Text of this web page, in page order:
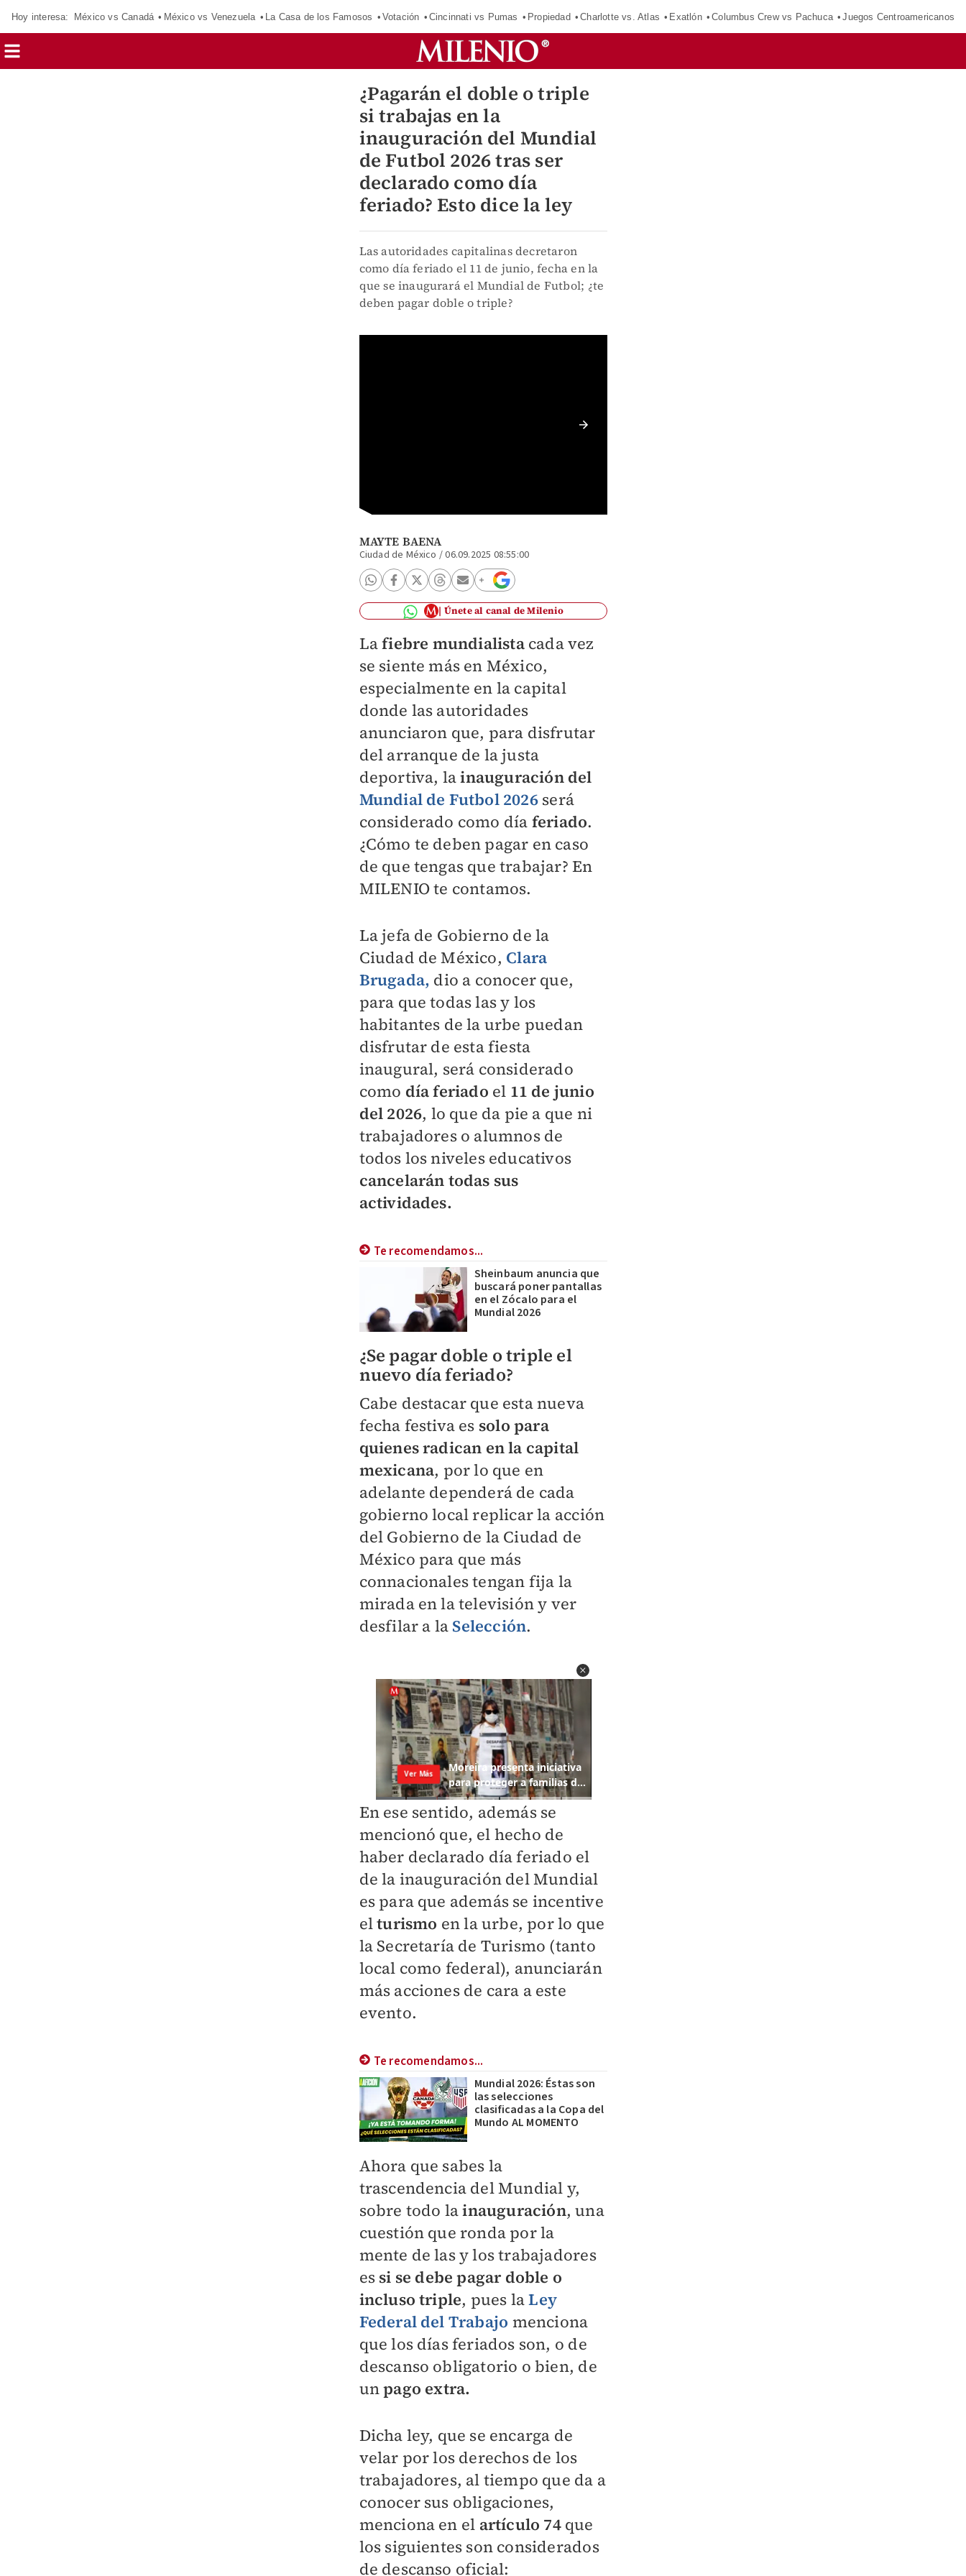
Hoy interesa: México vs Canadá México vs Venezuela La Casa de los Famosos Votación Cincinnati vs Pumas Propiedad Charlotte vs. Atlas Exatlón Columbus Crew vs Pachuca Juegos Centroamericanos
¿Pagarán el doble o triple
si trabajas en la
inauguración del Mundial
de Futbol 2026 tras ser
declarado como día
feriado? Esto dice la ley
Las autoridades capitalinas decretaron
como día feriado el 11 de junio, fecha en la
que se inaugurará el Mundial de Futbol; ¿te
deben pagar doble o triple?
MAYTE BAENA
Ciudad de México /06.09.2025 08:55:00
Únete al canal de Milenio
Lafiebre mundialistacada vez
se siente más en México,
especialmente en la capital
donde las autoridades
anunciaron que, para disfrutar
del arranque de la justa
deportiva, lainauguración del
Mundial de Futbol 2026será
considerado como día feriado.
¿Cómo te deben pagar en caso
de que tengas que trabajar? En
MILENIOte contamos.
La jefa de Gobierno de la
Ciudad de México, Clara
Brugada, dio a conocer que,
para que todas las y los
habitantes de la urbe puedan
disfrutar de esta fiesta
inaugural, será considerado
como día feriado el 11 de junio
del 2026, lo que da pie a que ni
trabajadores o alumnos de
todos los niveles educativos
cancelarán todas sus
actividades.
Te recomendamos...
Sheinbaum anuncia que
buscará poner pantallas
en el Zócalo para el
Mundial 2026
¿Se pagar doble o triple el
nuevo día feriado?
Cabe destacar que esta nueva
fecha festiva es solo para
quienes radican en la capital
mexicana, por lo que en
adelante dependerá de cada
gobierno local replicar la acción
del Gobierno de la Ciudad de
México para que más
connacionales tengan fija la
mirada en la televisión y ver
desfilar a la Selección.
En ese sentido, además se
mencionó que, el hecho de
haber declarado día feriado el
de la inauguración del Mundial
es para que además se incentive
elturismo en la urbe, por lo que
la Secretaría de Turismo (tanto
local como federal), anunciarán
más acciones de cara a este
evento.
Te recomendamos...
Mundial 2026: Éstas son
las selecciones
clasificadas a la Copa del
Mundo AL MOMENTO
Ahora que sabes la
trascendencia del Mundial y,
sobre todo lainauguración, una
cuestión que ronda por la
mente de las y los trabajadores
es si se debe pagar doble o
incluso triple, pues laLey
Federal del Trabajo menciona
que los días feriados son, o de
descanso obligatorio o bien, de
unpago extra.
Dicha ley, que se encarga de
velar por los derechos de los
trabajadores, al tiempo que da a
conocer sus obligaciones,
menciona en el artículo 74 que
los siguientes son considerados
de descanso oficial: